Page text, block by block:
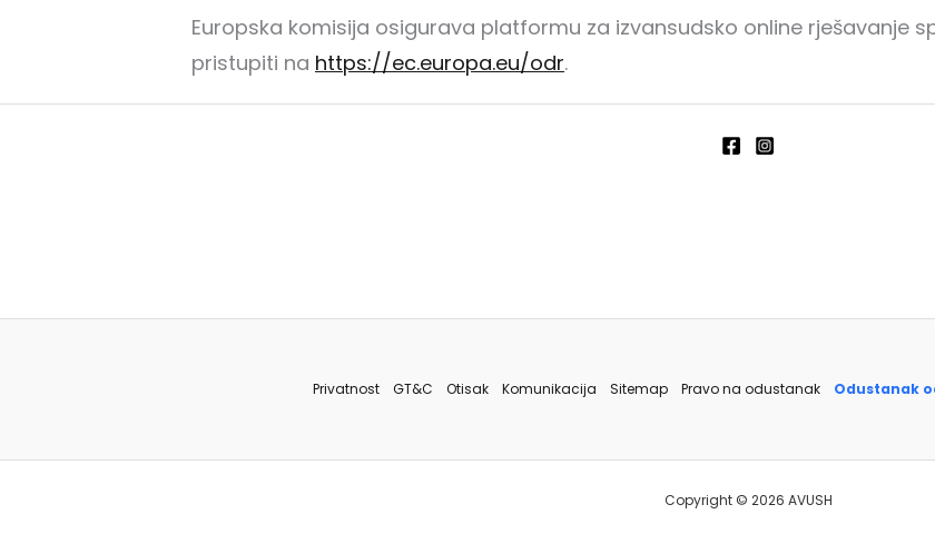
Europska komisija osigurava platformu za izvansudsko online rješavanje
pristupiti na https://ec.europa.eu/odr.
Privatnost GT&C Otisak Komunikacija Sitemap Pravo na odustanak Odustanak
Copyright © 2026 AVUSH